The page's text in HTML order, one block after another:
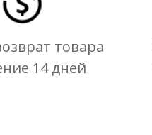
товара
14 дней